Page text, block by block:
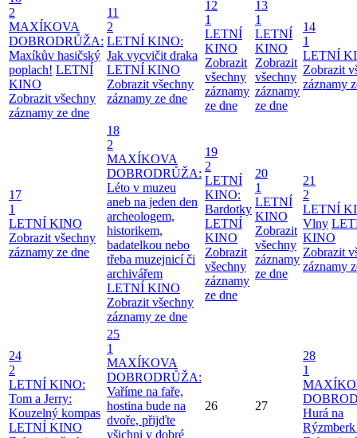
2
MAXÍKOVA
DOBRODRŮŽA:
Maxíkův hasičský
poplach! LETNÍ
KINO
Zobrazit všechny
záznamy ze dne
11
2
LETNÍ KINO:
Jak vycvičit draka
LETNÍ KINO
Zobrazit všechny
záznamy ze dne
12
1
LETNÍ
KINO
Zobrazit
všechny
záznamy
ze dne
13
1
LETNÍ
KINO
Zobrazit
všechny
záznamy
ze dne
14
1
LETNÍ
Zobrazit
záznamy
17
1
LETNÍ KINO
Zobrazit všechny
záznamy ze dne
18
2
MAXÍKOVA
DOBRODRŮŽA:
Léto v muzeu
aneb na jeden den
archeologem,
historikem,
badatelkou nebo
třeba muzejnicí či
archivářem
LETNÍ KINO
Zobrazit všechny
záznamy ze dne
19
2
LETNÍ
KINO:
Bardotky
LETNÍ
KINO
Zobrazit
všechny
záznamy
ze dne
20
1
LETNÍ
KINO
Zobrazit
všechny
záznamy
ze dne
21
2
LETNÍ
Vlny
KINO
Zobrazit
záznamy
24
2
LETNÍ KINO:
Tom a Jerry:
Kouzelný kompas
LETNÍ KINO
25
1
MAXÍKOVA
DOBRODRŮŽA:
Vaříme na faře,
hostina bude na
dvoře, přijďte
všichni v dobré
26 27
28
1
Hurá na